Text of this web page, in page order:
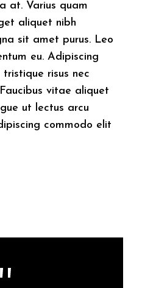
at. Varius quam
aliquet nibh
sit amet purus. Leo
eu. Adipiscing
risus nec
vitae aliquet
ut lectus arcu
commodo elit